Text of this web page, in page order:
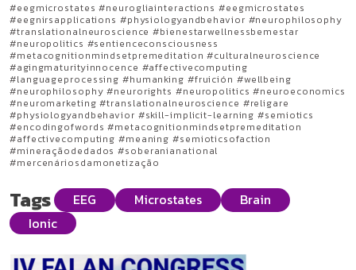
#eegmicrostates #neurogliainteractions #eegmicrostates
#eegnirsapplications #physiologyandbehavior #neurophilosophy
#translationalneuroscience #bienestarwellnessbemestar
#neuropolitics #sentienceconsciousness
#metacognitionmindsetpremeditation #culturalneuroscience
#agingmaturityinnocence #affectivecomputing
#languageprocessing #humanking #fruición #wellbeing
#neurophilosophy #neurorights #neuropolitics #neuroeconomics
#neuromarketing #translationalneuroscience #religare
#physiologyandbehavior #skill-implicit-learning #semiotics
#encodingofwords #metacognitionmindsetpremeditation
#affectivecomputing #meaning #semioticsofaction
#mineraçãodedados #soberanianational
#mercenáriosdamonetização
Tags EEG Microstates
Brain
Ionic